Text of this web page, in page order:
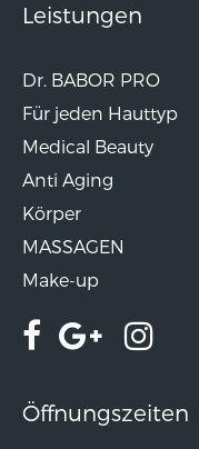
Leistungen
Dr. BABOR PRO
Für jeden Hauttyp
Medical Beauty
Anti Aging
Körper
MASSAGEN
Make-up
Öffnungszeiten